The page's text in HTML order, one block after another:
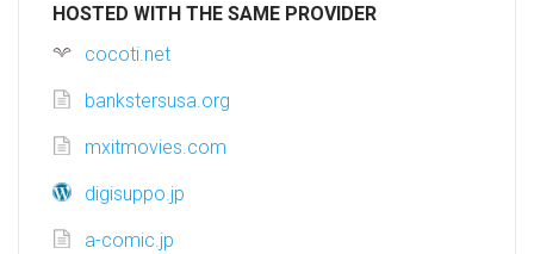
HOSTED WITH THE SAME PROVIDER
cocoti.net
bankstersusa.org
mxitmovies.com
digisuppo.jp
a-comic.jp